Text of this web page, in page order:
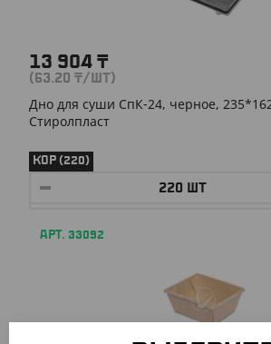
13 904 ₸
(63.20 ₸/ШТ)
Дно для суши СпК-24, черное,
Стиролпласт
КОР (220)
АРТ. 33092